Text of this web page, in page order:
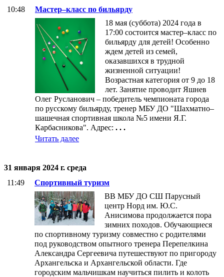
10:48
Мастер‒класс по бильярду
18 мая (суббота) 2024 года в
17:00 состоится мастер‒класс по
бильярду для детей! Особенно
ждем детей из семей,
оказавшихся в трудной
жизненной ситуации!
Возрастная категория от 9 до 18
лет. Занятие проводит Яшнев
Олег Русланович ‒ победитель чемпионата города
по русскому бильярду, тренер МБУ ДО "Шахматно‒
шашечная спортивная школа №5 имени Я.Г.
Карбасникова". Адрес: . . .
Читать далее
31 января 2024 г. среда
11:49
Спортивный туризм
ВВ МБУ ДО СШ Парусный
центр Норд им. Ю.С.
Анисимова продолжается пора
зимних походов. Обучающиеся
по спортивному туризму совместно с родителями
под руководством опытного тренера Перепелкина
Александра Сергеевича путешествуют по пригороду
Архангельска и Архангельской области. Где
городским мальчишкам научиться пилить и колоть